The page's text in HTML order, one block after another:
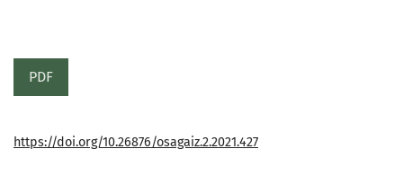
PDF
https://doi.org/10.26876/osagaiz.2.2021.427